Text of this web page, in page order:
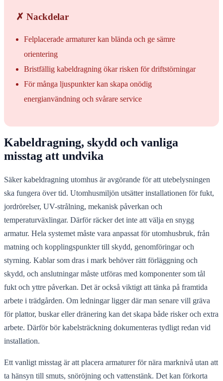
✗ Nackdelar
Felplacerade armaturer kan blända och ge sämre
orientering
Bristfällig kabeldragning ökar risken för driftstörningar
För många ljuspunkter kan skapa onödig
energianvändning och svårare service
Kabeldragning, skydd och vanliga
misstag att undvika
Säker kabeldragning utomhus är avgörande för att utebelysningen
ska fungera över tid. Utomhusmiljön utsätter installationen för fukt,
jordrörelser, UV-strålning, mekanisk påverkan och
temperaturväxlingar. Därför räcker det inte att välja en snygg
armatur. Hela systemet måste vara anpassat för utomhusbruk, från
matning och kopplingspunkter till skydd, genomföringar och
styrning. Kablar som dras i mark behöver rätt förläggning och
skydd, och anslutningar måste utföras med komponenter som tål
fukt och yttre påverkan. Det är också viktigt att tänka på framtida
arbete i trädgården. Om ledningar ligger där man senare vill gräva
för plattor, buskar eller dränering kan det skapa både risker och extra
arbete. Därför bör kabelsträckning dokumenteras tydligt redan vid
installation.
Ett vanligt misstag är att placera armaturer för nära marknivå utan att
ta hänsyn till smuts, snöröjning och vattenstänk. Det kan förkorta